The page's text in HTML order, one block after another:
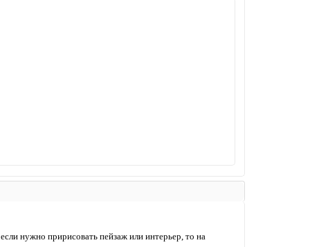
нужно пририсовать пейзаж или интерьер, то на